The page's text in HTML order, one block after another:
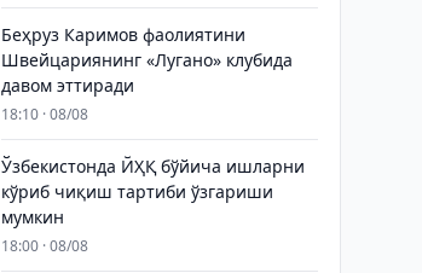
Беҳруз Каримов фаолиятини
Швейцариянинг «Лугано» клубида
давом эттиради
18:10 · 08/08
Ўзбекистонда ЙҲҚ бўйича ишларни
кўриб чиқиш тартиби ўзгариши
мумкин
18:00 · 08/08